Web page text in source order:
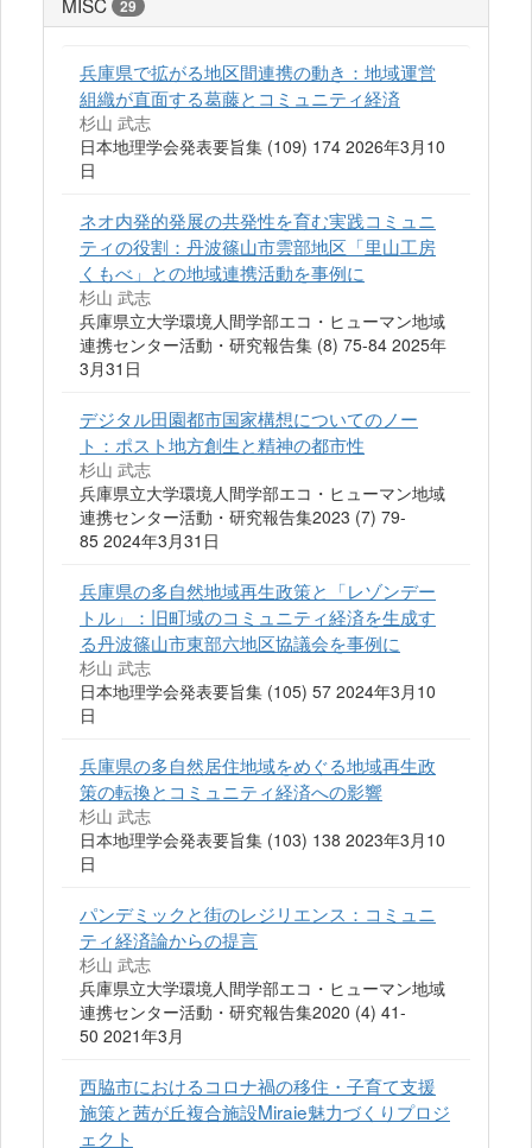
29
兵庫県で拡がる地区間連携の動き：地域運営
組織が直面する葛藤とコミュニティ経済
杉山 武志
日本地理学会発表要旨集 (109) 174 2026年3月10
日
ネオ内発的発展の共発性を育む実践コミュニ
ティの役割：丹波篠山市雲部地区「里山工房
くもべ」との地域連携活動を事例に
杉山 武志
兵庫県立大学環境人間学部エコ・ヒューマン地域
連携センター活動・研究報告集 (8) 75-84 2025年
3月31日
デジタル田園都市国家構想についてのノー
ト：ポスト地方創生と精神の都市性
杉山 武志
兵庫県立大学環境人間学部エコ・ヒューマン地域
連携センター活動・研究報告集2023 (7) 79-
85 2024年3月31日
兵庫県の多自然地域再生政策と「レゾンデー
トル」：旧町域のコミュニティ経済を生成す
る丹波篠山市東部六地区協議会を事例に
杉山 武志
日本地理学会発表要旨集 (105) 57 2024年3月10
日
兵庫県の多自然居住地域をめぐる地域再生政
策の転換とコミュニティ経済への影響
杉山 武志
日本地理学会発表要旨集 (103) 138 2023年3月10
日
パンデミックと街のレジリエンス：コミュニ
ティ経済論からの提言
杉山 武志
兵庫県立大学環境人間学部エコ・ヒューマン地域
連携センター活動・研究報告集2020 (4) 41-
50 2021年3月
西脇市におけるコロナ禍の移住・子育て支援
施策と茜が丘複合施設Miraie魅力づくりプロジ
ェクト